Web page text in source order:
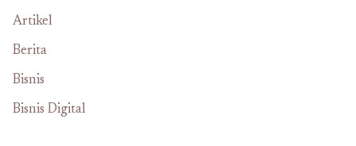
Artikel
Berita
Bisnis
Bisnis Digital